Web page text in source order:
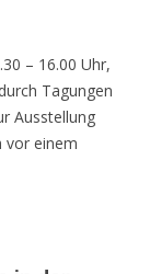
– 16.00 Uhr,
Tagungen
Ausstellung
vor einem